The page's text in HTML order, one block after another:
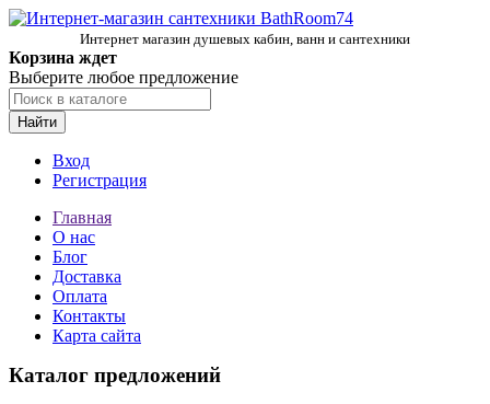
Интернет магазин душевых кабин, ванн и сантехники
Корзина ждет
Выберите любое предложение
Найти
Вход
Регистрация
Главная
О нас
Блог
Доставка
Оплата
Контакты
Карта сайта
Каталог предложений